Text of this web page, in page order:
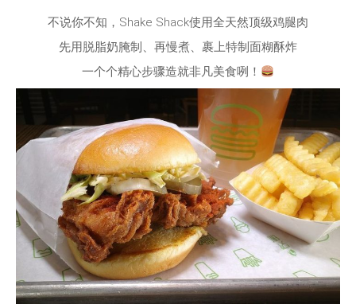
不说你不知，Shake Shack使用全天然顶级鸡腿肉
先用脱脂奶腌制、再慢煮、裹上特制面糊酥炸
一个个精心步骤造就非凡美食咧！